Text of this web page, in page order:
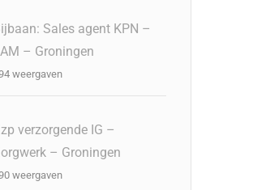
Sales agent KPN –
– Groningen
weergaven
verzorgende IG –
– Groningen
weergaven